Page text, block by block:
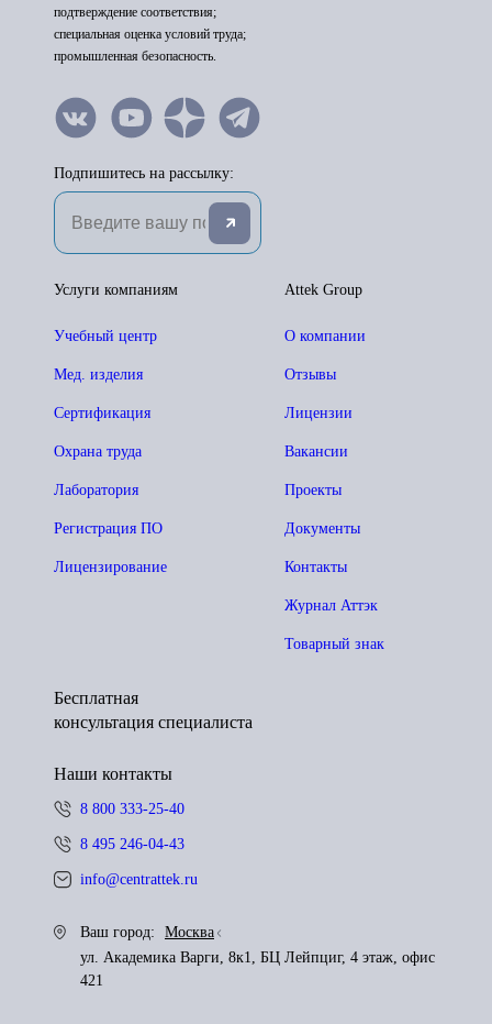
подтверждение соответствия;
специальная оценка условий труда;
промышленная безопасность.
Подпишитесь на рассылку:
Attek Group
О компании
Отзывы
Лицензии
Вакансии
Проекты
Документы
Контакты
Журнал Аттэк
Товарный знак
Услуги компаниям
Учебный центр
Мед. изделия
Сертификация
Охрана труда
Лаборатория
Регистрация ПО
Лицензирование
Бесплатная
консультация специалиста
Наши контакты
8 800 333-25-40
8 495 246-04-43
info@centrattek.ru
Ваш город:
Москва
ул. Академика Варги, 8к1, БЦ Лейпциг, 4 этаж, офис
421